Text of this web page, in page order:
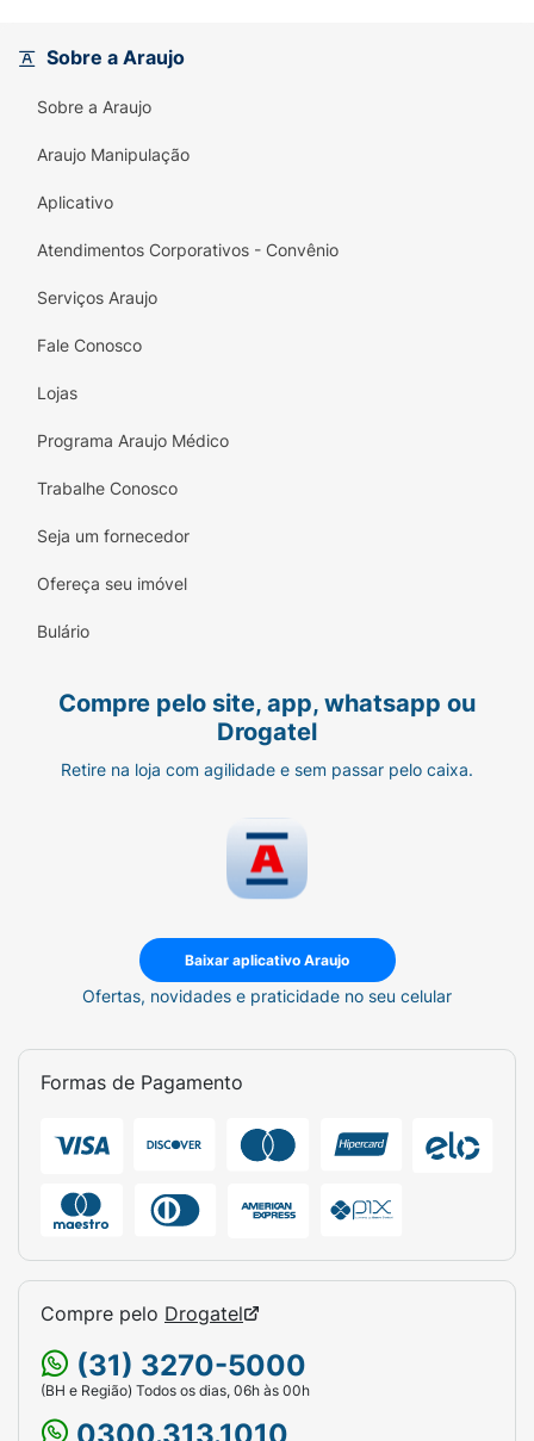
Sobre a Araujo
Sobre a Araujo
Araujo Manipulação
Aplicativo
Atendimentos Corporativos - Convênio
Serviços Araujo
Fale Conosco
Lojas
Programa Araujo Médico
Trabalhe Conosco
Seja um fornecedor
Ofereça seu imóvel
Bulário
Compre pelo site, app, whatsapp ou
Drogatel
Retire na loja com agilidade e sem passar pelo caixa.
Baixar aplicativo Araujo
Ofertas, novidades e praticidade no seu celular
Formas de Pagamento
Compre pelo Drogatel
(31) 3270-5000
(BH e Região) Todos os dias, 06h às 00h